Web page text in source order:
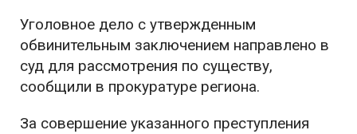
Уголовное дело с утвержденным
обвинительным заключением направлено в
суд для рассмотрения по существу,
сообщили в прокуратуре региона.
За совершение указанного преступления